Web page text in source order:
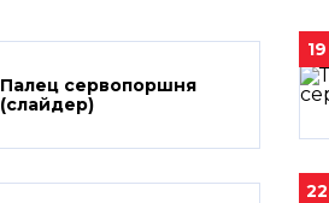
Палец сервопоршня
(слайдер)
19
22